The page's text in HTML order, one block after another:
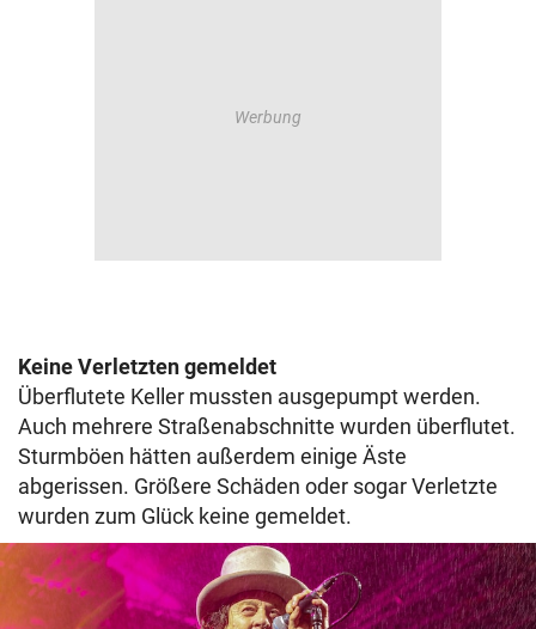
Keine Verletzten gemeldet
Überflutete Keller mussten ausgepumpt werden.
Auch mehrere Straßenabschnitte wurden überflutet.
Sturmböen hätten außerdem einige Äste
abgerissen. Größere Schäden oder sogar Verletzte
wurden zum Glück keine gemeldet.